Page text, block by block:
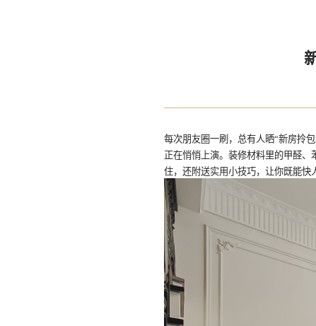
每次朋友圈一刷，总有人晒“新房拎
正在悄悄上演。装修材料里的甲醛
住，还附送实用小技巧，让你既能快